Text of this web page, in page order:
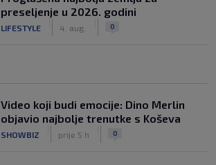
preseljenje u 2026. godini
LIFESTYLE 4. aug. 0
Video koji budi emocije: Dino Merlin
objavio najbolje trenutke s Koševa
SHOWBIZ prije 5 h 0